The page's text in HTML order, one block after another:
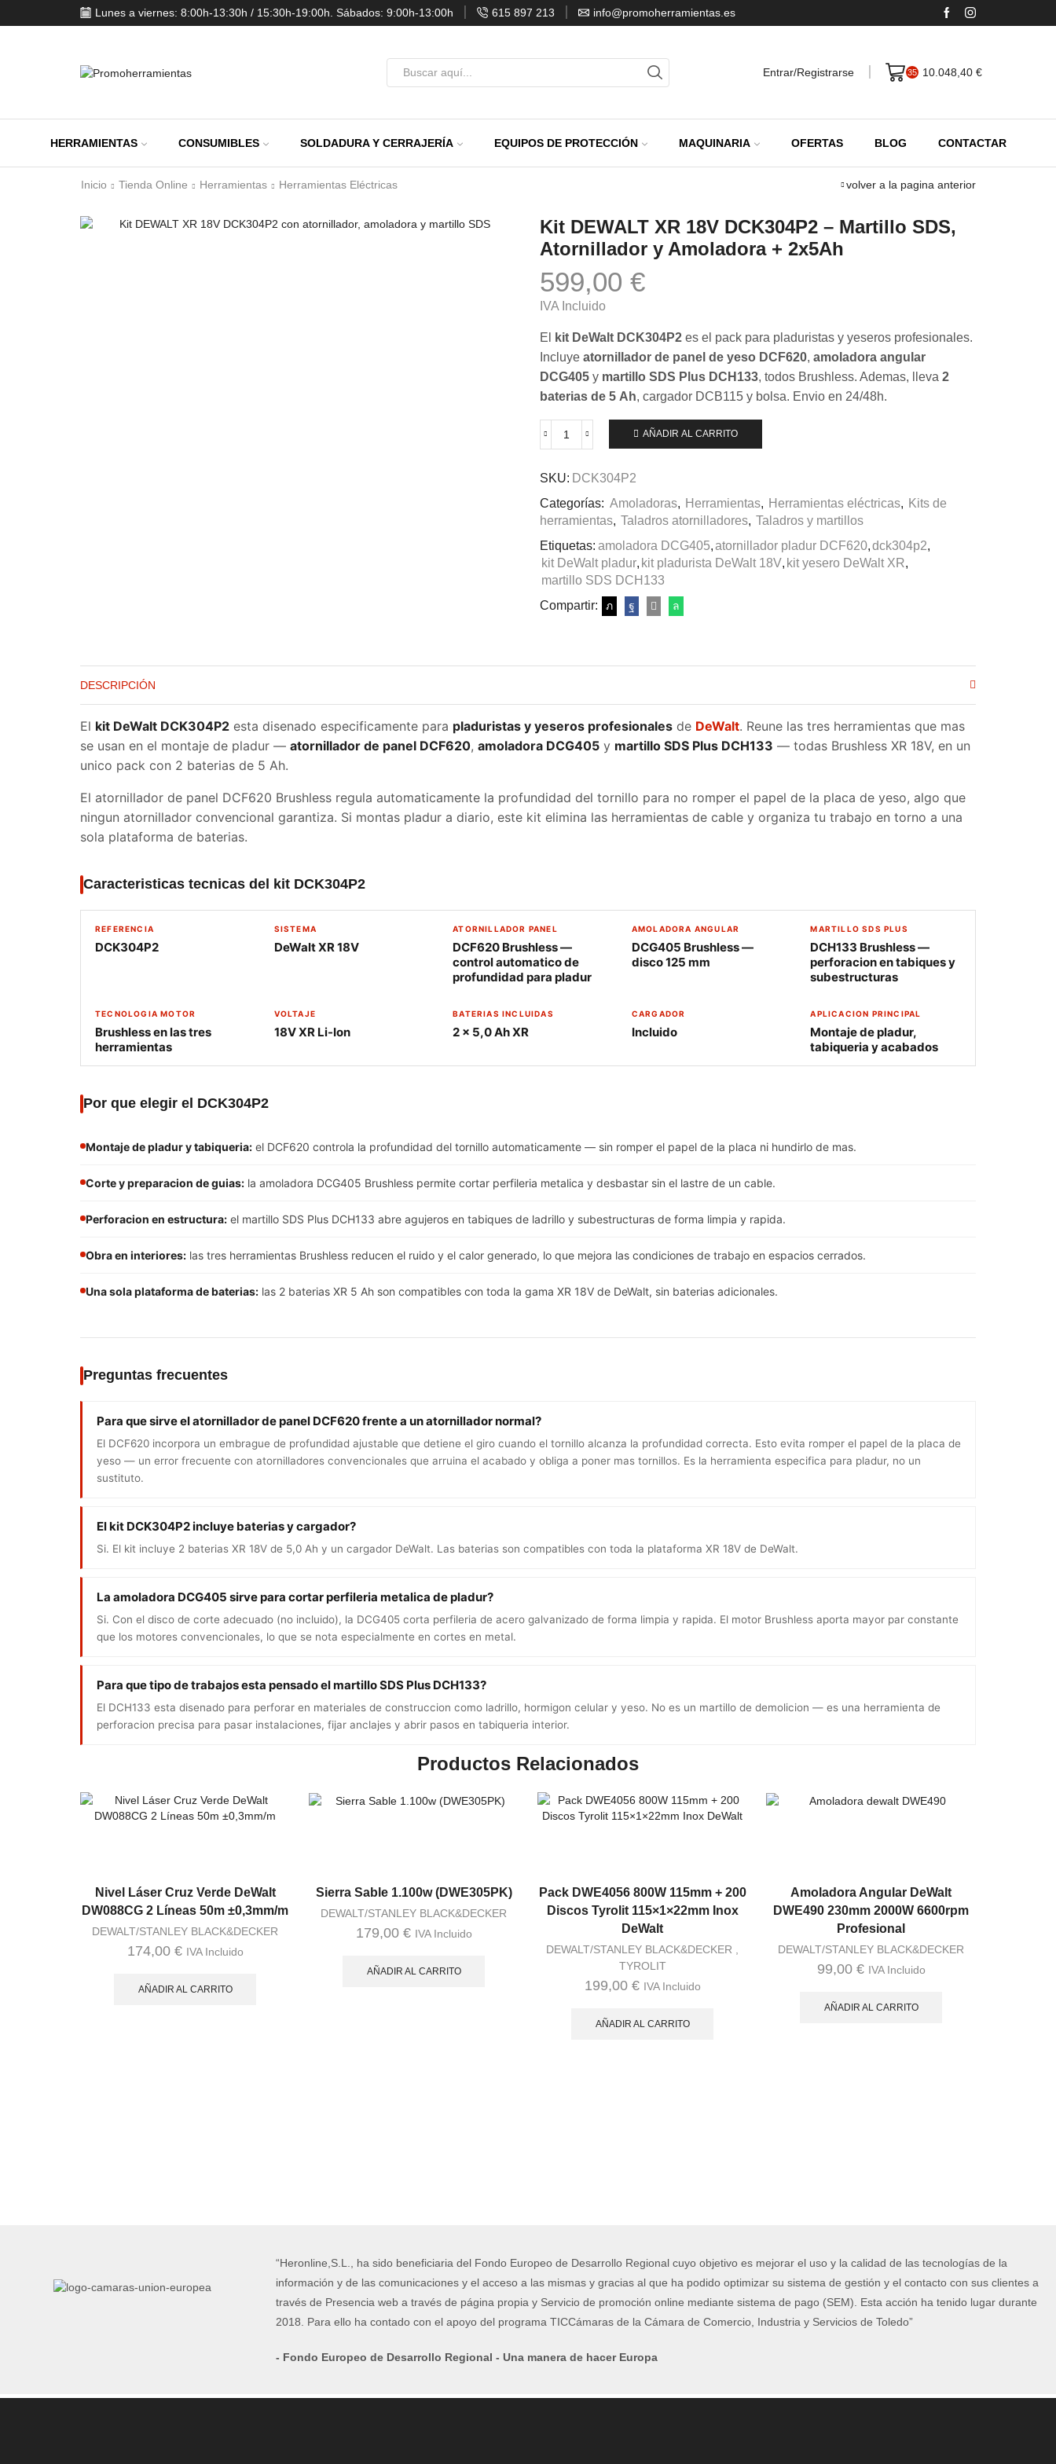
Lunes a viernes: 8:00h-13:30h / 15:30h-19:00h. Sábados: 9:00h-13:00h 615 897 213 info@promoherramientas.es
Entrar/Registrarse 35 10.048,40€
HERRAMIENTAS CONSUMIBLES SOLDADURA Y CERRAJERÍA EQUIPOS DE PROTECCIÓN MAQUINARIA OFERTAS BLOG CONTACTAR
Inicio Tienda Online Herramientas Herramientas Eléctricas volver a la pagina anterior
Kit DEWALT XR 18V DCK304P2 – Martillo SDS,
Atornillador y Amoladora + 2x5Ah
599,00 €
IVA Incluido
El kit DeWalt DCK304P2 es el pack para pladuristas y yeseros profesionales.
Incluye atornillador de panel de yeso DCF620, amoladora angular
DCG405 y martillo SDS Plus DCH133, todos Brushless. Ademas, lleva 2
baterias de 5 Ah, cargador DCB115 y bolsa. Envio en 24/48h.
Kit
XR
DCK304P2
-
SDS,
Atornillador
y
Amoladora
+
AÑADIR AL CARRITO
SKU: DCK304P2
Categorías: Amoladoras, Herramientas, Herramientas eléctricas, Kits de
herramientas, Taladros atornilladores, Taladros y martillos
Etiquetas: amoladora DCG405,atornillador pladur DCF620,dck304p2,
kit DeWalt pladur, kit pladurista DeWalt 18V, kit yesero DeWalt XR,
martillo SDS DCH133
Compartir:
DESCRIPCIÓN
El kit DeWalt DCK304P2 esta disenado especificamente para pladuristas y yeseros profesionales de DeWalt. Reune las tres herramientas que mas
se usan en el montaje de pladur — atornillador de panel DCF620, amoladora DCG405 y martillo SDS Plus DCH133 — todas Brushless XR 18V, en un
unico pack con 2 baterias de 5 Ah.
El atornillador de panel DCF620 Brushless regula automaticamente la profundidad del tornillo para no romper el papel de la placa de yeso, algo que
ningun atornillador convencional garantiza. Si montas pladur a diario, este kit elimina las herramientas de cable y organiza tu trabajo en torno a una
sola plataforma de baterias.
Caracteristicas tecnicas del kit DCK304P2
REFERENCIA
DCK304P2
SISTEMA
DeWalt XR 18V
ATORNILLADOR PANEL
DCF620 Brushless —
control automatico de
profundidad para pladur
AMOLADORA ANGULAR
DCG405 Brushless —
disco 125 mm
MARTILLO SDS PLUS
DCH133 Brushless —
perforacion en tabiques y
subestructuras
TECNOLOGIA MOTOR
Brushless en las tres
herramientas
VOLTAJE
18V XR Li-Ion
BATERIAS INCLUIDAS
2 × 5,0 Ah XR
CARGADOR
Incluido
APLICACION PRINCIPAL
Montaje de pladur,
tabiqueria y acabados
Por que elegir el DCK304P2
Montaje de pladur y tabiqueria: el DCF620 controla la profundidad del tornillo automaticamente — sin romper el papel de la placa ni hundirlo de mas.
Corte y preparacion de guias: la amoladora DCG405 Brushless permite cortar perfileria metalica y desbastar sin el lastre de un cable.
Perforacion en estructura: el martillo SDS Plus DCH133 abre agujeros en tabiques de ladrillo y subestructuras de forma limpia y rapida.
Obra en interiores: las tres herramientas Brushless reducen el ruido y el calor generado, lo que mejora las condiciones de trabajo en espacios cerrados.
Una sola plataforma de baterias: las 2 baterias XR 5 Ah son compatibles con toda la gama XR 18V de DeWalt, sin baterias adicionales.
Preguntas frecuentes
Para que sirve el atornillador de panel DCF620 frente a un atornillador normal?
El DCF620 incorpora un embrague de profundidad ajustable que detiene el giro cuando el tornillo alcanza la profundidad correcta. Esto evita romper el papel de la placa de
yeso — un error frecuente con atornilladores convencionales que arruina el acabado y obliga a poner mas tornillos. Es la herramienta especifica para pladur, no un
sustituto.
El kit DCK304P2 incluye baterias y cargador?
Si. El kit incluye 2 baterias XR 18V de 5,0 Ah y un cargador DeWalt. Las baterias son compatibles con toda la plataforma XR 18V de DeWalt.
La amoladora DCG405 sirve para cortar perfileria metalica de pladur?
Si. Con el disco de corte adecuado (no incluido), la DCG405 corta perfileria de acero galvanizado de forma limpia y rapida. El motor Brushless aporta mayor par constante
que los motores convencionales, lo que se nota especialmente en cortes en metal.
Para que tipo de trabajos esta pensado el martillo SDS Plus DCH133?
El DCH133 esta disenado para perforar en materiales de construccion como ladrillo, hormigon celular y yeso. No es un martillo de demolicion — es una herramienta de
perforacion precisa para pasar instalaciones, fijar anclajes y abrir pasos en tabiqueria interior.
Productos Relacionados
Nivel Láser Cruz Verde DeWalt
DW088CG 2 Líneas 50m ±0,3mm/m
DEWALT/STANLEY BLACK&DECKER
174,00 € IVA Incluido
AÑADIR AL CARRITO
Sierra Sable 1.100w (DWE305PK)
DEWALT/STANLEY BLACK&DECKER
179,00 € IVA Incluido
AÑADIR AL CARRITO
Pack DWE4056 800W 115mm + 200
Discos Tyrolit 115×1×22mm Inox
DeWalt
DEWALT/STANLEY BLACK&DECKER
TYROLIT
199,00 € IVA Incluido
AÑADIR AL CARRITO
Amoladora Angular DeWalt
DWE490 230mm 2000W 6600rpm
Profesional
DEWALT/STANLEY BLACK&DECKER
99,00 € IVA Incluido
AÑADIR AL CARRITO
“Heronline,S.L., ha sido beneficiaria del Fondo Europeo de Desarrollo Regional cuyo objetivo es mejorar el uso y la calidad de las tecnologías de la
información y de las comunicaciones y el acceso a las mismas y gracias al que ha podido optimizar su sistema de gestión y el contacto con sus clientes a
través de Presencia web a través de página propia y Servicio de promoción online mediante sistema de pago (SEM). Esta acción ha tenido lugar durante
2018. Para ello ha contado con el apoyo del programa TICCámaras de la Cámara de Comercio, Industria y Servicios de Toledo”
- Fondo Europeo de Desarrollo Regional - Una manera de hacer Europa